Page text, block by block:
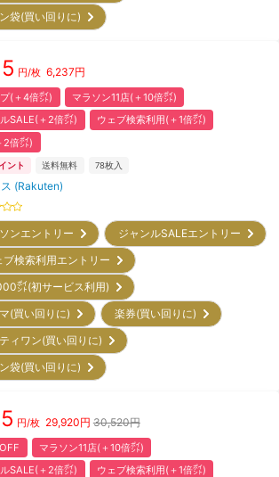
袋(買い回りに)
円/枚 6,237円
(＋4倍㌽)
マラソン11店(＋10倍㌽)
SALE(＋2倍㌽)
ウェブ検索利用(＋1倍㌽)
2倍㌽)
ント 送料無料 78枚入
(Rakuten)
ンエントリー
ジャンルSALEエントリー
ブ検索利用エントリー
㌽(初サービス利用)
(買い回りに)
楽券(買い回りに)
ィワン(買い回りに)
袋(買い回りに)
円/枚 29,920円 30,520円
マラソン11店(＋10倍㌽)
SALE(＋2倍㌽)
ウェブ検索利用(＋1倍㌽)